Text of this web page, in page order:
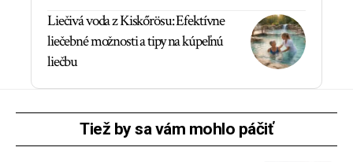
Liečivá voda z Kiskőrösu: Efektívne
liečebné možnosti a tipy na kúpeľnú
liečbu
Tiež by sa vám mohlo páčiť